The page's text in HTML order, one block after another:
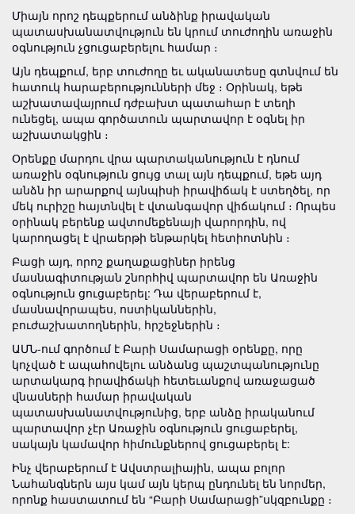
Միայն որոշ դեպքերում անձինք իրավական
պատասխանատվություն են կրում տուժողին առաջին
օգնություն չցուցաբերելու համար ։
Այն դեպքում, երբ տուժողը եւ ականատեսը գտնվում են
հատուկ հարաբերությունների մեջ ։ Օրինակ, եթե
աշխատավայրում դժբախտ պատահար է տեղի
ունեցել, ապա գործատուն պարտավոր է օգնել իր
աշխատակցին ։
Օրենքը մարդու վրա պարտականություն է դնում
առաջին օգնություն ցույց տալ այն դեպքում, եթե այդ
անձն իր արարքով այնպիսի իրավիճակ է ստեղծել, որ
մեկ ուրիշը հայտնվել է վտանգավոր վիճակում ։ Որպես
օրինակ բերենք ավտոմեքենայի վարորդին, ով
կարողացել է վրաերթի ենթարկել հետիոտնին ։
Բացի այդ, որոշ քաղաքացիներ իրենց
մասնագիտության շնորհիվ պարտավոր են Առաջին
օգնություն ցուցաբերել: Դա վերաբերում է,
մասնավորապես, ոստիկաններին,
բուժաշխատողներին, հրշեջներին ։
ԱՄՆ-ում գործում է Բարի Սամարացի օրենքը, որը
կոչված է ապահովելու անձանց պաշտպանությունը
արտակարգ իրավիճակի հետեւանքով առաջացած
վնասների համար իրավական
պատասխանատվությունից, երբ անձը իրականում
պարտավոր չէր Առաջին օգնություն ցուցաբերել,
սակայն կամավոր հիմունքներով ցուցաբերել է:
Ինչ վերաբերում է Ավստրալիային, ապա բոլոր
Նահանգներն այս կամ այն կերպ ընդունել են նորմեր,
որոնք հաստատում են “Բարի Սամարացի”սկզբունքը ։